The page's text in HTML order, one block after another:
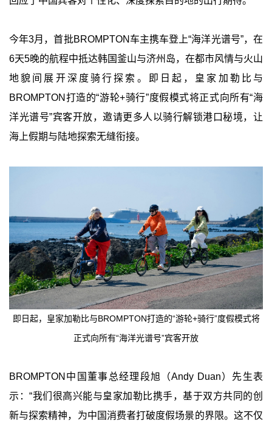
今年3月，首批BROMPTON车主携车登上“海洋光谱号”，在
6天5晚的航程中抵达韩国釜山与济州岛，在都市风情与火山
地貌间展开深度骑行探索。即日起，皇家加勒比与
BROMPTON打造的“游轮+骑行”度假模式将正式向所有“海
洋光谱号”宾客开放，邀请更多人以骑行解锁港口秘境，让
海上假期与陆地探索无缝衔接。
即日起，皇家加勒比与BROMPTON打造的“游轮+骑行”度假模式将
正式向所有“海洋光谱号”宾客开放
BROMPTON中国董事总经理段旭（Andy Duan）先生表
示：“我们很高兴能与皇家加勒比携手，基于双方共同的创
新与探索精神，为中国消费者打破度假场景的界限。这不仅